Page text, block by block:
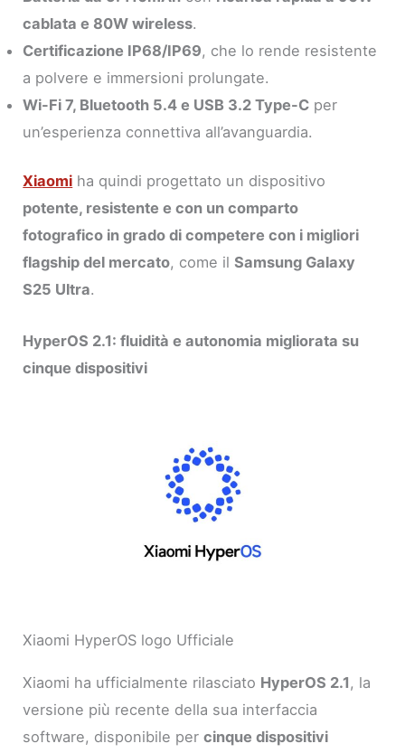
cablata e 80W wireless.
Certificazione IP68/IP69, che lo rende resistente
a polvere e immersioni prolungate.
Wi-Fi 7, Bluetooth 5.4 e USB 3.2 Type-C per
un’esperienza connettiva all’avanguardia.
Xiaomi ha quindi progettato un dispositivo
potente, resistente e con un comparto
fotografico in grado di competere con i migliori
flagship del mercato, come ilSamsung Galaxy
S25 Ultra.
HyperOS 2.1: fluidità e autonomia migliorata su
cinque dispositivi
Xiaomi HyperOS logo Ufficiale
Xiaomi ha ufficialmente rilasciato HyperOS 2.1 , la
versione più recente della sua interfaccia
software, disponibile percinque dispositivi